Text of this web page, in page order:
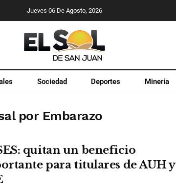
Jueves 06 De Agosto, 2026
Sociedad Deportes Minería
por Embarazo
quitan un beneficio
para titulares de AUH y